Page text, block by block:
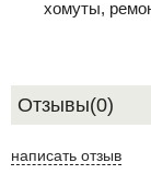
хомуты,
Отзывы(0)
написать отзыв